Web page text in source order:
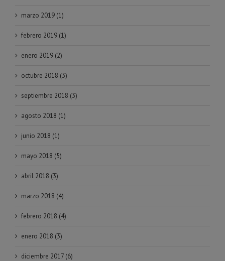
marzo 2019 (1)
febrero 2019 (1)
enero 2019 (2)
octubre 2018 (3)
septiembre 2018 (3)
agosto 2018 (1)
junio 2018 (1)
mayo 2018 (5)
abril 2018 (3)
marzo 2018 (4)
febrero 2018 (4)
enero 2018 (3)
diciembre 2017 (6)